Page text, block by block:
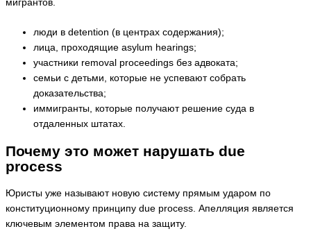
мигрантов.
люди в detention (в центрах содержания);
лица, проходящие asylum hearings;
участники removal proceedings без адвоката;
семьи с детьми, которые не успевают собрать
доказательства;
иммигранты, которые получают решение суда в
отдаленных штатах.
Почему это может нарушать due
process
Юристы уже называют новую систему прямым ударом по
конституционному принципу due process. Апелляция является
ключевым элементом права на защиту.